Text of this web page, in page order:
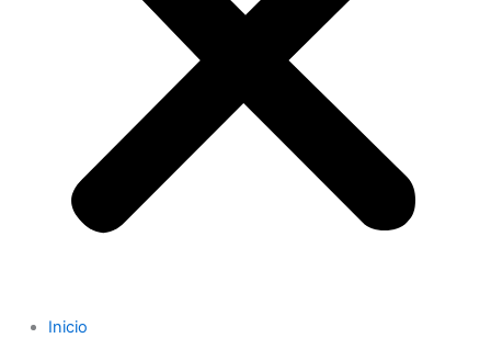
Inicio